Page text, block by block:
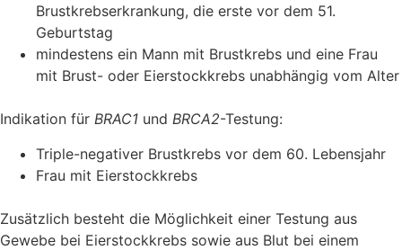
Brustkrebserkrankung, die erste vor dem 51.
Geburtstag
mindestens ein Mann mit Brustkrebs und eine Frau
mit Brust- oder Eierstockkrebs unabhängig vom Alter
Indikation für BRAC1 und BRCA2-Testung:
Triple-negativer Brustkrebs vor dem 60. Lebensjahr
Frau mit Eierstockkrebs
Zusätzlich besteht die Möglichkeit einer Testung aus
Gewebe bei Eierstockkrebs sowie aus Blut bei einem